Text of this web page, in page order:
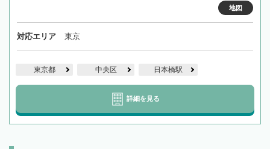
地図
対応エリア 東京
東京都 中央区 日本橋駅
詳細を見る